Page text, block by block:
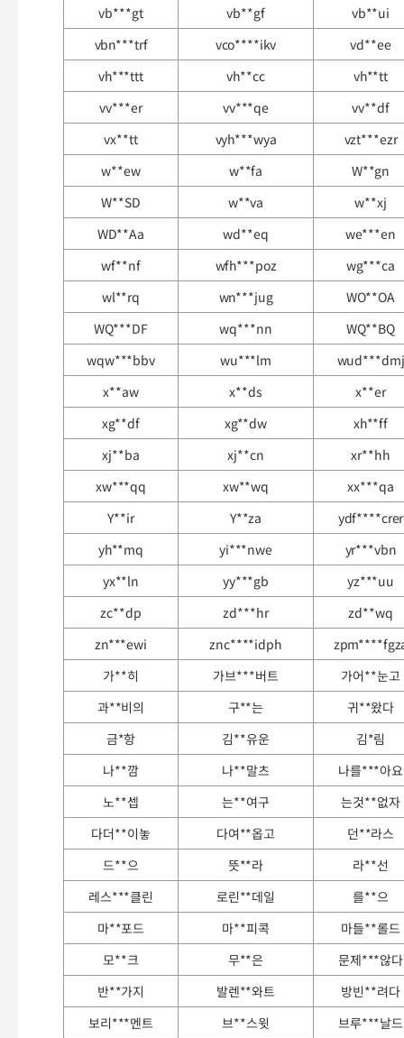
vb***gt
vb**gf
vb**ui
vbn***trf
vco****ikv
vd**ee
vh***ttt
vh**cc
vh**tt
vv***er
vv***qe
vv**df
vx**tt
vyh***wya
vzt***ezr
w**ew
w**fa
W**gn
W**SD
w**va
w**xj
WD**Aa
wd**eq
we***en
wf**nf
wfh***poz
wg***ca
wl**rq
wn***jug
WO**OA
WQ***DF
wq***nn
WQ**BQ
wqw***bbv
wu***lm
wud***dmj
x**aw
x**ds
x**er
xg**df
xg**dw
xh**ff
xj**ba
xj**cn
xr**hh
xw***qq
xw**wq
xx***qa
Y**ir
Y**za
ydf****crer
yh**mq
yi***nwe
yr***vbn
yx**ln
yy***gb
yz***uu
zc**dp
zd***hr
zd**wq
zn***ewi
znc****idph
가**히
가브***버트
가어**눈고
과**비의
구**는
귀**왔다
금*항
김**유운
김*림
나**깜
나**말츠
나를***아요
노**셉
는**여구
는것**없자
다더**이놓
다여**옵고
던**라스
드**으
뜻**라
라**선
레스***클린
로린**데일
를**으
마**포드
마**피콕
마들**롤드
모**크
무**은
문제***않다
반**가지
발렌**와트
방빈**려다
보리***멘트
브**스윗
브루***날드